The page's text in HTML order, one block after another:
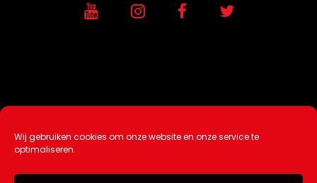
Wij gebruiken cookies om onze website en onze service te
optimaliseren.
Ontwikkeling / Hosting doorAtSea